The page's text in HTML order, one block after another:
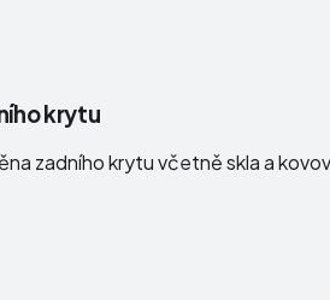
krytu
zadního krytu včetně skla a